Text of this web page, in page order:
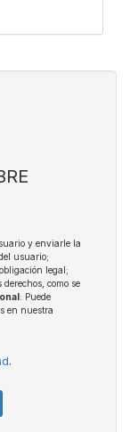
y enviarle la
usuario;
legal;
como se
: Puede
en nuestra
.